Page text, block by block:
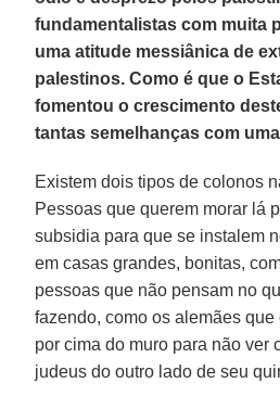
fundamentalistas com muita
uma atitude messiânica de
palestinos. Como é que o
fomentou o crescimento
tantas semelhanças com
Existem dois tipos de colonos
Pessoas que querem morar lá
subsidia para que se instalem
em casas grandes, bonitas,
pessoas que não pensam no
fazendo, como os alemães
por cima do muro para não ver
judeus do outro lado de seu